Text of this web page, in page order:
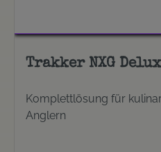
Trakker NXG
Komplettlösung für
Anglern